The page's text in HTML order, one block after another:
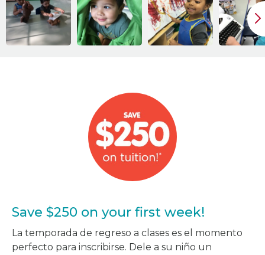
Save $250 on your first week!
La temporada de regreso a clases es el momento
perfecto para inscribirse. Dele a su niño un